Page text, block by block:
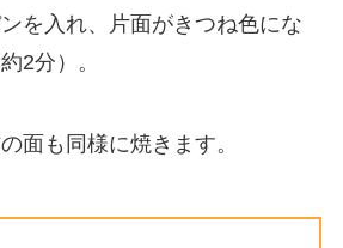
を入れ、片面がきつね色にな
2分）。
面も同様に焼きます。